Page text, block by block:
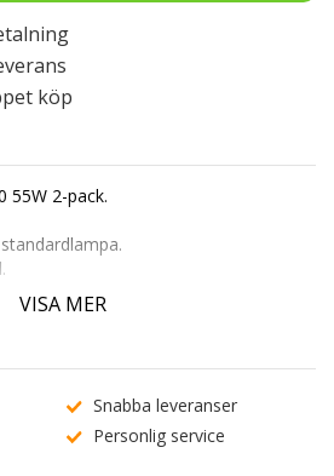
köp
55W 2-pack.
av styrka och livslängd.
VISA MER
Snabba leveranser
Personlig service